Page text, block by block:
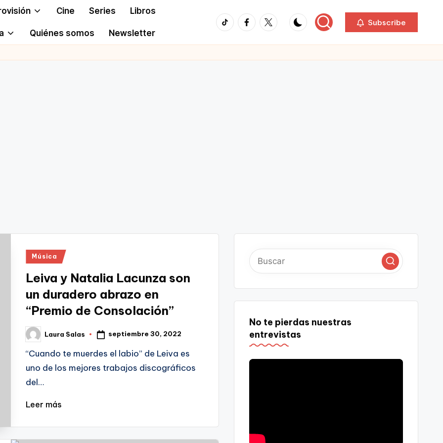
Cine Series Libros
Quiénes somos Newsletter
TikTokFacebook
Twitter Subscribe
Publicado
Música
Leiva y Natalia Lacunza son
un duradero abrazo en
“Premio de Consolación”
Publicado
por
Laura Salas septiembre 30, 2022
“Cuando te muerdes el labio” de Leiva es
uno de los mejores trabajos discográficos
del…
Leer más
No te pierdas nuestras
entrevistas